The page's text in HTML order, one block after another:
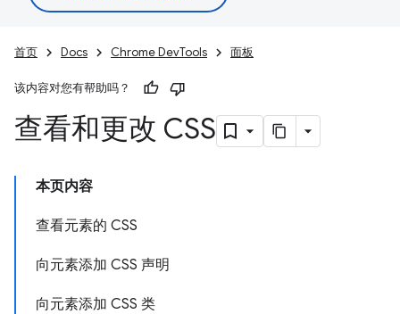
首页 Docs Chrome DevTools 面板
该内容对您有帮助吗？
查看和更改 CSS
本页内容
查看元素的 CSS
向元素添加 CSS 声明
向元素添加 CSS 类